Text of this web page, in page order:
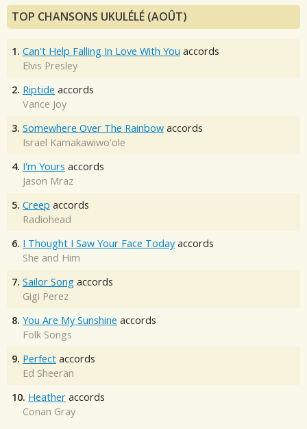
TOP CHANSONS UKULÉLÉ (AOÛT)
1. Can't Help Falling In Love With You accords
Elvis Presley
2. Riptide accords
Vance Joy
3. Somewhere Over The Rainbow accords
Israel Kamakawiwo'ole
4. I'm Yours accords
Jason Mraz
5. Creep accords
Radiohead
6. I Thought I Saw Your Face Today accords
She and Him
7. Sailor Song accords
Gigi Perez
8. You Are My Sunshine accords
Folk Songs
9. Perfect accords
Ed Sheeran
10. Heather accords
Conan Gray